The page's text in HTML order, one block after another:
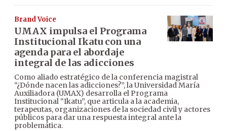
Brand Voice
UMAX impulsa el Programa
Institucional Ikatu con una
agenda para el abordaje
integral de las adicciones
Como aliado estratégico de la conferencia magistral
“¿Dónde nacen las adicciones?”, la Universidad María
Auxiliadora (UMAX) desarrolla el Programa
Institucional “Ikatu”, que articula a la academia,
terapeutas, organizaciones de la sociedad civil y actores
públicos para dar una respuesta integral ante la
problemática.